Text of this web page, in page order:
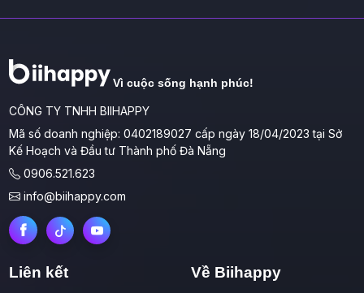
Vì cuộc sống hạnh phúc!
CÔNG TY TNHH BIIHAPPY
Mã số doanh nghiệp: 0402189027 cấp ngày 18/04/2023 tại Sở
Kế Hoạch và Đầu tư Thành phố Đà Nẵng
0906.521.623
info@biihappy.com
Liên kết Về Biihappy